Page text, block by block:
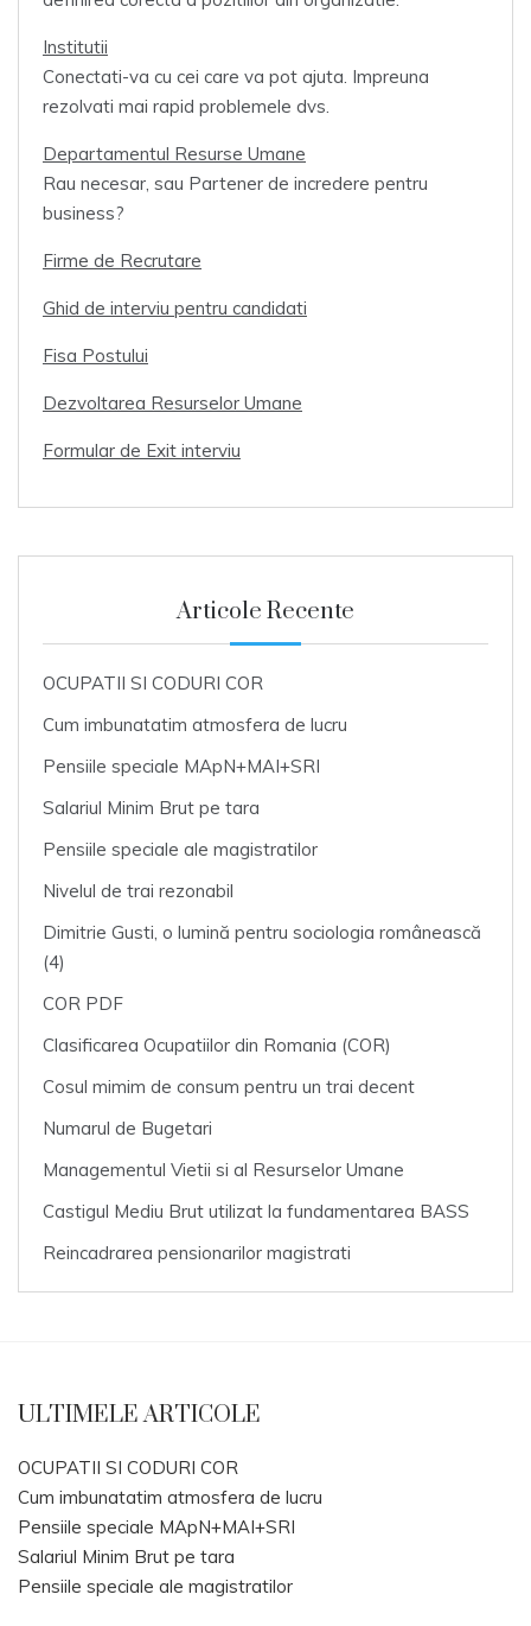
Institutii
Conectati-va cu cei care va pot ajuta. Impreuna
rezolvati mai rapid problemele dvs.
Departamentul Resurse Umane
Rau necesar, sau Partener de incredere pentru
business?
Firme de Recrutare
Ghid de interviu pentru candidati
Fisa Postului
Dezvoltarea Resurselor Umane
Formular de Exit interviu
Articole Recente
OCUPATII SI CODURI COR
Cum imbunatatim atmosfera de lucru
Pensiile speciale MApN+MAI+SRI
Salariul Minim Brut pe tara
Pensiile speciale ale magistratilor
Nivelul de trai rezonabil
Dimitrie Gusti, o lumină pentru sociologia românească
(4)
COR PDF
Clasificarea Ocupatiilor din Romania (COR)
Cosul mimim de consum pentru un trai decent
Numarul de Bugetari
Managementul Vietii si al Resurselor Umane
Castigul Mediu Brut utilizat la fundamentarea BASS
Reincadrarea pensionarilor magistrati
ULTIMELE ARTICOLE
OCUPATII SI CODURI COR
Cum imbunatatim atmosfera de lucru
Pensiile speciale MApN+MAI+SRI
Salariul Minim Brut pe tara
Pensiile speciale ale magistratilor